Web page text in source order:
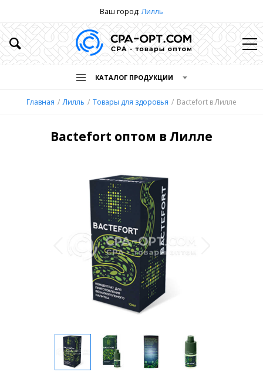
Ваш город:Лилль
КАТАЛОГ ПРОДУКЦИИ
Главная Лилль Товары для здоровья Bactefort в Лилле
Bactefort оптом в Лилле